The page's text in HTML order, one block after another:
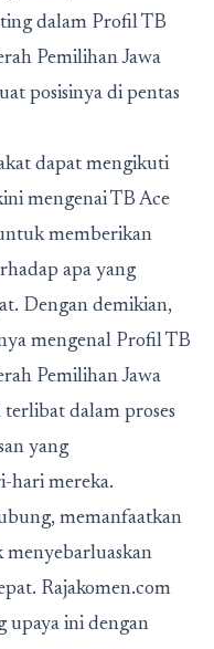
dalam Profil TB
Pemilihan Jawa
posisinya di pentas
dapat mengikuti
mengenai TB Ace
memberikan
apa yang
Dengan demikian,
mengenal Profil TB
Pemilihan Jawa
dalam proses
yang
hari mereka.
memanfaatkan
menyebarluaskan
Rajakomen.com
ini dengan